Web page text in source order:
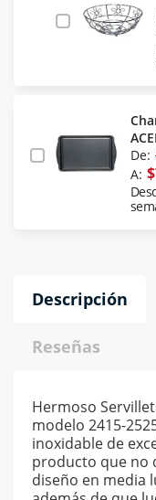
De:
A:
Descripción
Reseñas
Hermoso
modelo 2415-
inoxidable de
producto que no
diseño en media